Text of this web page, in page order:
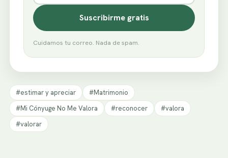
Suscribirme gratis
Cuidamos tu correo. Nada de spam.
#estimar y apreciar
#Matrimonio
#Mi Cónyuge No Me Valora
#reconocer
#valora
#valorar